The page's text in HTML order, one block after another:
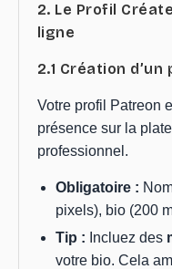
2. Le Profil
ligne
2.1 Création
Votre profil Patreon
présence sur la
professionnel.
Obligatoire :
pixels), bio (200
Tip : Incluez des
votre bio. Cela